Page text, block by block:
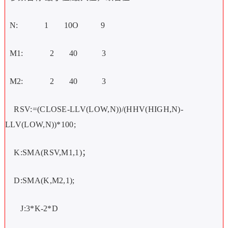
N: 1 10O 9
M1: 2 40 3
M2: 2 40 3
RSV:=(CLOSE-LLV(LOW,N))/(HHV(HIGH,N)-
LLV(LOW,N))*100;
K:SMA(RSV,M1,1)；
D:SMA(K,M2,1);
J:3*K-2*D